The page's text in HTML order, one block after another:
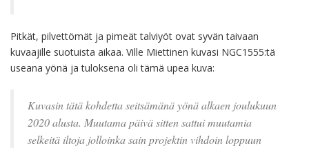
Pitkät, pilvettömät ja pimeät talviyöt ovat syvän taivaan
kuvaajille suotuista aikaa. Ville Miettinen kuvasi NGC1555:tä
useana yönä ja tuloksena oli tämä upea kuva:
Kuvasin tätä kohdetta seitsämänä yönä alkaen joulukuun
2020 alusta. Muutama päivä sitten sattui muutamia
selkeitä iltoja jolloinka sain projektin vihdoin loppuun